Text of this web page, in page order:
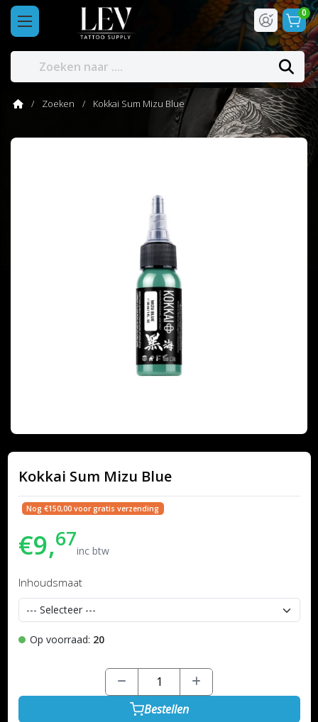
0
Zoeken Kokkai Sum Mizu Blue
Kokkai Sum Mizu Blue
Nog €150,00 voor gratis verzending
€9,67inc btw
Inhoudsmaat
Op voorraad: 20
Bestellen